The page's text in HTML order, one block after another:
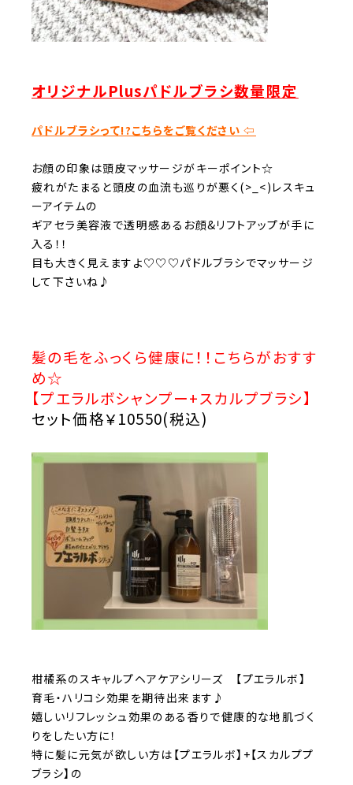
オリジナルPlusパドルブラシ数量限定
パドルブラシって!?こちらをご覧ください ⇦
お顔の印象は頭皮マッサージがキーポイント☆
疲れがたまると頭皮の血流も巡りが悪く(>_<)レスキュ
ーアイテムの
ギアセラ美容液で透明感あるお顔&リフトアップが手に
入る！！
目も大きく見えますよ♡♡♡パドルブラシでマッサージ
して下さいね♪
髪の毛をふっくら健康に！！こちらがおすす
め☆
【プエラルボシャンプー+スカルプブラシ】
セット価格￥10550(税込)
柑橘系のスキャルプヘアケアシリーズ 【プエラルボ】
育毛・ハリコシ効果を期待出来ます♪
嬉しいリフレッシュ効果のある香りで健康的な地肌づく
りをしたい方に！
特に髪に元気が欲しい方は【プエラルボ】+【スカルププ
ブラシ】の